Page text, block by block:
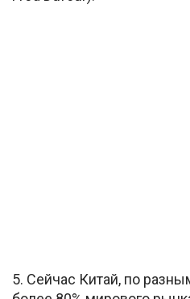
5. Сейчас Китай, по